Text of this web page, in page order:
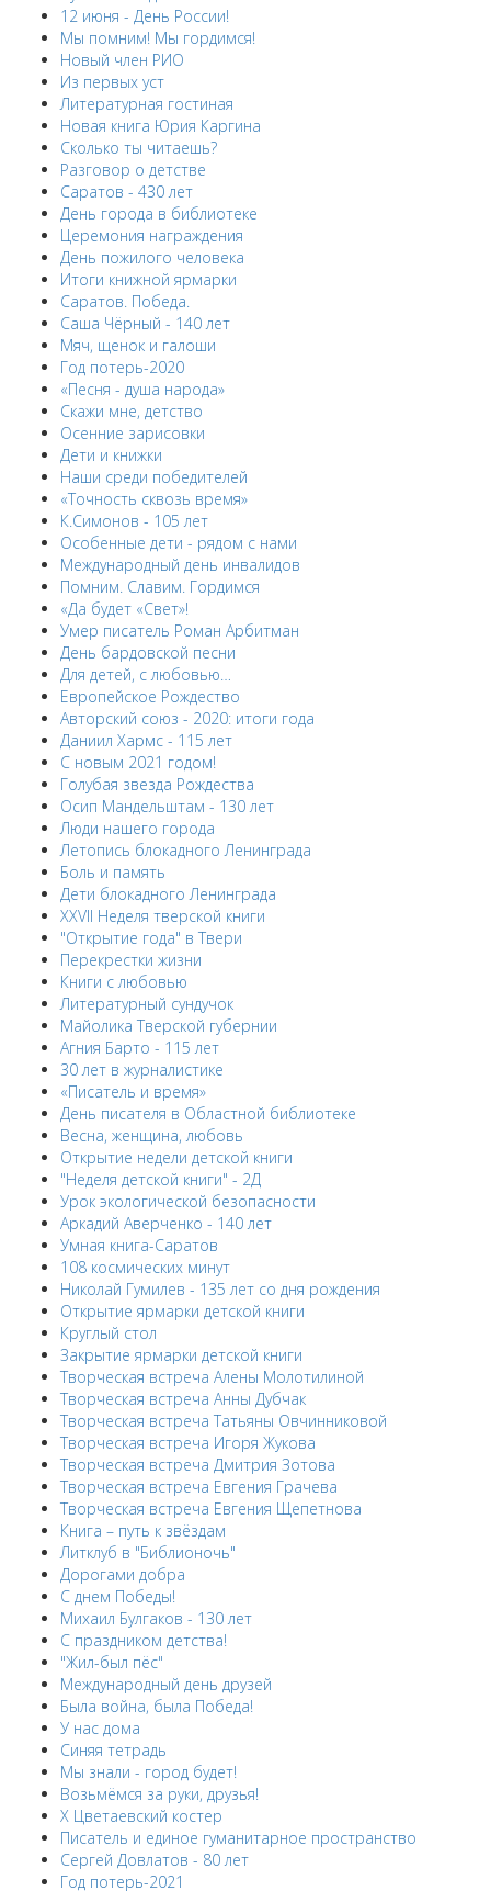
12 июня - День России!
Мы помним! Мы гордимся!
Новый член РИО
Из первых уст
Литературная гостиная
Новая книга Юрия Каргина
Сколько ты читаешь?
Разговор о детстве
Саратов - 430 лет
День города в библиотеке
Церемония награждения
День пожилого человека
Итоги книжной ярмарки
Саратов. Победа.
Саша Чёрный - 140 лет
Мяч, щенок и галоши
Год потерь-2020
«Песня - душа народа»
Скажи мне, детство
Осенние зарисовки
Дети и книжки
Наши среди победителей
«Точность сквозь время»
К.Симонов - 105 лет
Особенные дети - рядом с нами
Международный день инвалидов
Помним. Славим. Гордимся
«Да будет «Свет»!
Умер писатель Роман Арбитман
День бардовской песни
Для детей, с любовью…
Европейскоe Рождество
Авторский союз - 2020: итоги года
Даниил Хармс - 115 лет
С новым 2021 годом!
Голубая звезда Рождества
Осип Мандельштам - 130 лет
Люди нашего города
Летопись блокадного Ленинграда
Боль и память
Дети блокадного Ленинграда
XXVII Неделя тверской книги
"Открытие года" в Твери
Перекрестки жизни
Книги с любовью
Литературный сундучок
Майолика Тверской губернии
Агния Барто - 115 лет
30 лет в журналистике
«Писатель и время»
День писателя в Областной библиотеке
Весна, женщина, любовь
Открытие недели детской книги
"Неделя детской книги" - 2Д
Урок экологической безопасности
Аркадий Аверченко - 140 лет
Умная книга-Саратов
108 космических минут
Николай Гумилев - 135 лет со дня рождения
Открытие ярмарки детской книги
Круглый стол
Закрытие ярмарки детской книги
Творческая встреча Алены Молотилиной
Творческая встреча Анны Дубчак
Творческая встреча Татьяны Овчинниковой
Творческая встреча Игоря Жукова
Творческая встреча Дмитрия Зотова
Творческая встреча Евгения Грачева
Творческая встреча Евгения Щепетнова
Книга – путь к звёздам
Литклуб в "Библионочь"
Дорогами добра
С днем Победы!
Михаил Булгаков - 130 лет
С праздником детства!
"Жил-был пёс"
Международный день друзей
Была война, была Победа!
У нас дома
Синяя тетрадь
Мы знали - город будет!
Возьмёмся за руки, друзья!
X Цветаевский костер
Писатель и единое гуманитарное пространство
Сергей Довлатов - 80 лет
Год потерь-2021